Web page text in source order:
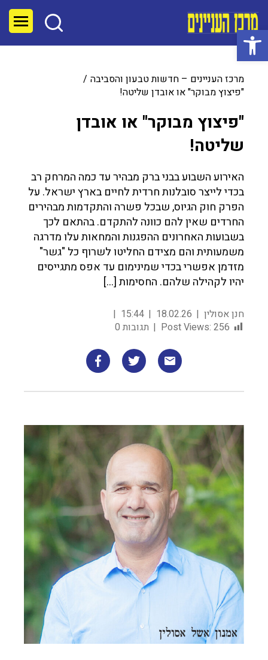
פתח סרגל נגישות
מרכז העניינים – חדשות טבעון והסביבה
"פיצוץ מבוקר" או אובדן שליטה!
"פיצוץ מבוקר" או אובדן
שליטה!
האירוע השבוע בבני ברק מבהיר עד כמה המרחק רב
בכדי לייצר סובלנות חרדית לחיים בארץ ישראל. על
הפרק חוק הגיוס, שבכל פשרה והתקדמות מבהירים
החרדים שאין להם כוונה להתקדם. בהתאם לכך
בשבועות האחרונים ההפגנות והמחאות עלו מדרגה
משמעותית והם מצידם החליטו לשרוף כל "גשר"
מזדמן אפשרי בכדי שמינימום עד אפס מתגייסים
יהיו לקהילה שלהם. החסימות […]
חנן אסולין 18.02.26
15:44
Post Views: 256 תגובות 0